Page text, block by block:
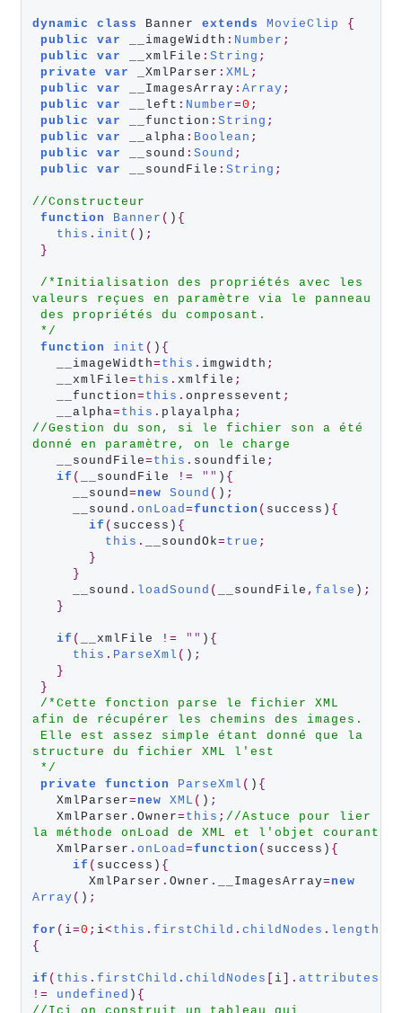
dynamic class Banner extends MovieClip
{
public
var __imageWidth : Number ;
public
var __xmlFile :String ;
private
var _XmlParser :XML ;
public
var __ImagesArray :Array ;
public
var __left : Number=0 ;
public
var __function :String ;
public
var __alpha : Boolean ;
public
var __sound :Sound ;
public
var __soundFile :String ;
//Constructeur
function
Banner ( ) {
this . init ( ) ;
}
/*Initialisation des propriétés avec les
valeurs reçues en paramètre via le panneau
des propriétés du composant.
*/
function
init ( ) {
   __imageWidth
= this . imgwidth ;
   __xmlFile
= this .xmlfile ;
   __function
= this .onpressevent ;
   __alpha
= this . playalpha ;
//Gestion du son, si le fichier son a été
donné en paramètre, on le charge
   __soundFile
= this . soundfile ;
if ( __soundFile != "" ) {
     __sound
= new Sound ( ) ;
     __sound
.onLoad=function ( success) {
if ( success) {
this . __soundOk= true ;
}
}
     __sound
. loadSound ( __soundFile , false ) ;
}
if ( __xmlFile != "" ) {
this . ParseXml ( ) ;
}
}
/*Cette fonction parse le fichier XML
afin de récupérer les chemins des images.
structure du fichier XML l'est
*/
private
function ParseXml ( ) {
   XmlParser
= new XML ( ) ;
   XmlParser
.Owner= this ; //Astuce pour lier
la méthode onLoad de XML et l'objet courant
   XmlParser
.onLoad=function ( success) {
if ( success) {
       XmlParser
.Owner . __ImagesArray= new
Array ( ) ;
for ( i=0 ; i< this . firstChild .childNodes . length
{
if ( this . firstChild .childNodes i ]. attributes
!=
undefined ) {